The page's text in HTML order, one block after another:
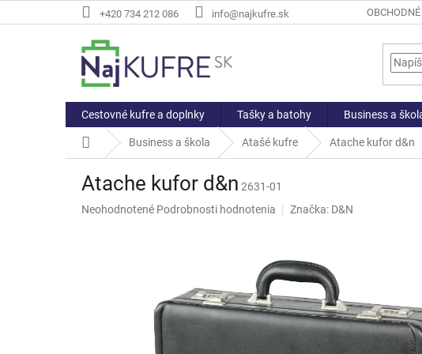
na
+420 734 212 086 info@najkufre.sk
Cestovné kufre a doplnky Tašky a batohy Business a
DomovBusiness a škola Atašé kufre Atache kufor d&n
Atache kufor d&n 2631-01
Priemerné
Neohodnotené Podrobnosti hodnotenia Značka: D&N